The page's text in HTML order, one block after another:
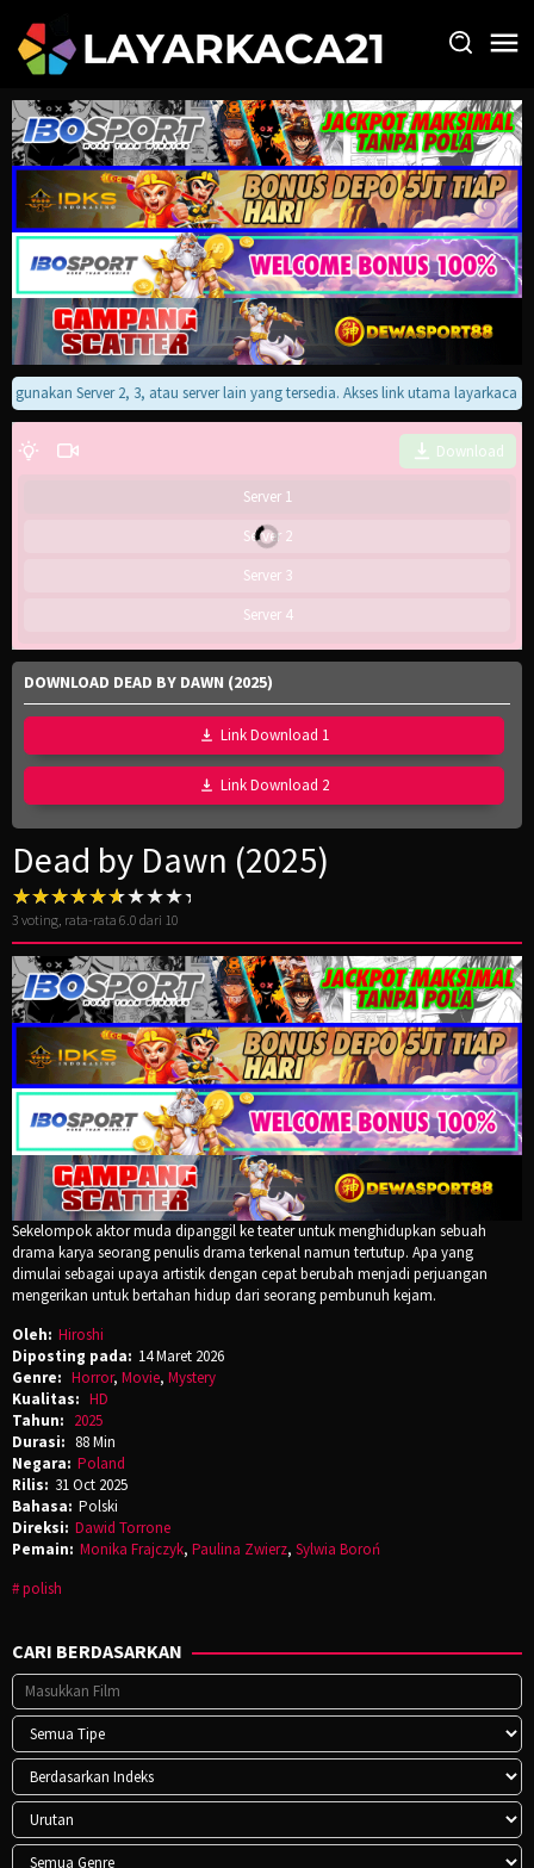
konten
Server 2, 3, atau server lain yang tersedia. Akses link utama layarkaca
Download
Server 1
Server 2
Server 3
Server 4
DOWNLOAD DEAD BY DAWN (2025)
Link Download 1
Link Download 2
Dead by Dawn (2025)
3 voting, rata-rata 6.0 dari 10
Sekelompok aktor muda dipanggil ke teater untuk menghidupkan sebuah
drama karya seorang penulis drama terkenal namun tertutup. Apa yang
dimulai sebagai upaya artistik dengan cepat berubah menjadi perjuangan
mengerikan untuk bertahan hidup dari seorang pembunuh kejam.
Oleh: Hiroshi
Diposting pada: 14 Maret 2026
Genre: Horror, Movie, Mystery
Kualitas: HD
Tahun: 2025
Durasi: 88 Min
Negara: Poland
Rilis: 31 Oct 2025
Bahasa: Polski
Direksi: Dawid Torrone
Pemain: Monika Frajczyk, Paulina Zwierz, Sylwia Boroń
polish
CARI BERDASARKAN